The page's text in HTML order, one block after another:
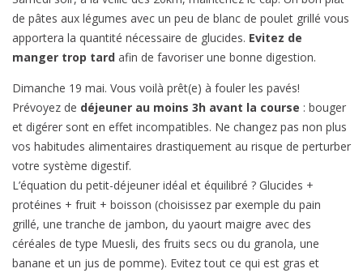
de pâtes aux légumes avec un peu de blanc de poulet grillé vous
apportera la quantité nécessaire de glucides. Evitez de
manger trop tard afin de favoriser une bonne digestion.
Dimanche 19 mai. Vous voilà prêt(e) à fouler les pavés!
Prévoyez de déjeuner au moins 3h avant la course : bouger
et digérer sont en effet incompatibles. Ne changez pas non plus
vos habitudes alimentaires drastiquement au risque de perturber
votre système digestif.
L’équation du petit-déjeuner idéal et équilibré ? Glucides +
protéines + fruit + boisson (choisissez par exemple du pain
grillé, une tranche de jambon, du yaourt maigre avec des
céréales de type Muesli, des fruits secs ou du granola, une
banane et un jus de pomme). Evitez tout ce qui est gras et